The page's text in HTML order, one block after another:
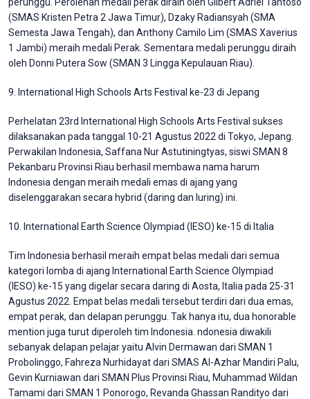
(SMAS Kristen Petra 2 Jawa Timur), Dzaky Radiansyah (SMA
Semesta Jawa Tengah), dan Anthony Camilo Lim (SMAS Xaverius
1 Jambi) meraih medali Perak. Sementara medali perunggu diraih
oleh Donni Putera Sow (SMAN 3 Lingga Kepulauan Riau).
9. International High Schools Arts Festival ke-23 di Jepang
Perhelatan 23rd International High Schools Arts Festival sukses
dilaksanakan pada tanggal 10-21 Agustus 2022 di Tokyo, Jepang.
Perwakilan Indonesia, Saffana Nur Astutiningtyas, siswi SMAN 8
Pekanbaru Provinsi Riau berhasil membawa nama harum
Indonesia dengan meraih medali emas di ajang yang
diselenggarakan secara hybrid (daring dan luring) ini.
10. International Earth Science Olympiad (IESO) ke-15 di Italia
Tim Indonesia berhasil meraih empat belas medali dari semua
kategori lomba di ajang International Earth Science Olympiad
(IESO) ke-15 yang digelar secara daring di Aosta, Italia pada 25-31
Agustus 2022. Empat belas medali tersebut terdiri dari dua emas,
empat perak, dan delapan perunggu. Tak hanya itu, dua honorable
mention juga turut diperoleh tim Indonesia. ndonesia diwakili
sebanyak delapan pelajar yaitu Alvin Dermawan dari SMAN 1
Probolinggo, Fahreza Nurhidayat dari SMAS Al-Azhar Mandiri Palu,
Gevin Kurniawan dari SMAN Plus Provinsi Riau, Muhammad Wildan
Tamami dari SMAN 1 Ponorogo, Revanda Ghassan Randityo dari